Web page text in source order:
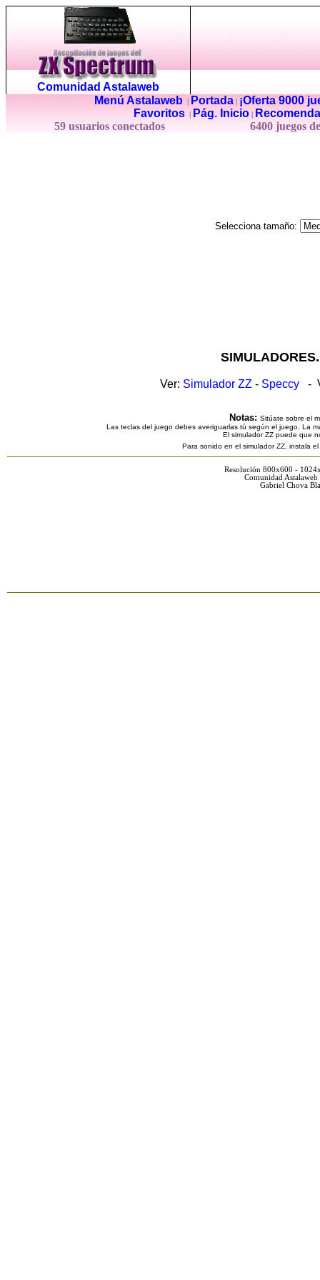
Comunidad Astalaweb
Menú Astalaweb| Portada|
¡Oferta 9000
Favoritos
Pág. Inicio
59 usuarios conectados
6400 juegos
Selecciona tamaño:
Ver: Simulador ZZ - Speccy -
Notas: Sitúate sobre el
Las teclas del juego debes averiguarlas tú según el juego. La
El simulador ZZ puede que
Para sonido en el simulador ZZ, instala
Resolución 800x600 -
Comunidad
Gabriel Chova